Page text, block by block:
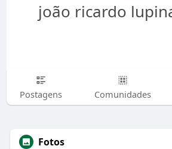
joão ricardo
Postagens Comunidades
Fotos